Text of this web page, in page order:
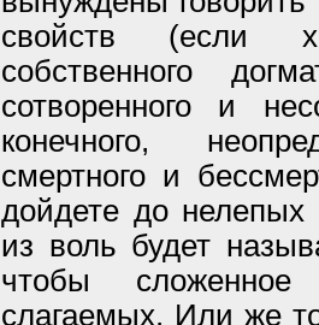
свойств (если
собственного
сотворенного и
конечного,
смертного и
дойдете до нелепых
из воль будет
чтобы
слагаемых. Или же